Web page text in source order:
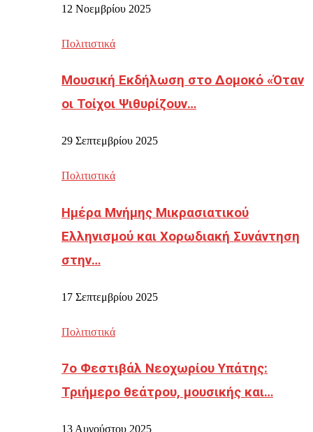
12 Νοεμβρίου 2025
Πολιτιστικά
Μουσική Εκδήλωση στο Δομοκό «Όταν
οι Τοίχοι Ψιθυρίζουν…
29 Σεπτεμβρίου 2025
Πολιτιστικά
Ημέρα Μνήμης Μικρασιατικού
Ελληνισμού και Χορωδιακή Συνάντηση
στην…
17 Σεπτεμβρίου 2025
Πολιτιστικά
7ο Φεστιβάλ Νεοχωρίου Υπάτης:
Τριήμερο θεάτρου, μουσικής και…
13 Αυγούστου 2025